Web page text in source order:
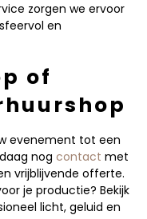
zorgen we ervoor
en
of
evenement tot een
nog contact met
vrijblijvende offerte.
je productie? Bekijk
licht, geluid en